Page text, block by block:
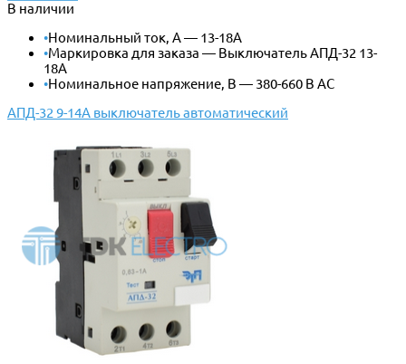
В наличии
•Номинальный ток, А — 13-18А
•Маркировка для заказа — Выключатель АПД-32 13-
18А
•Номинальное напряжение, В — 380-660 В АС
АПД-32 9-14А выключатель автоматический